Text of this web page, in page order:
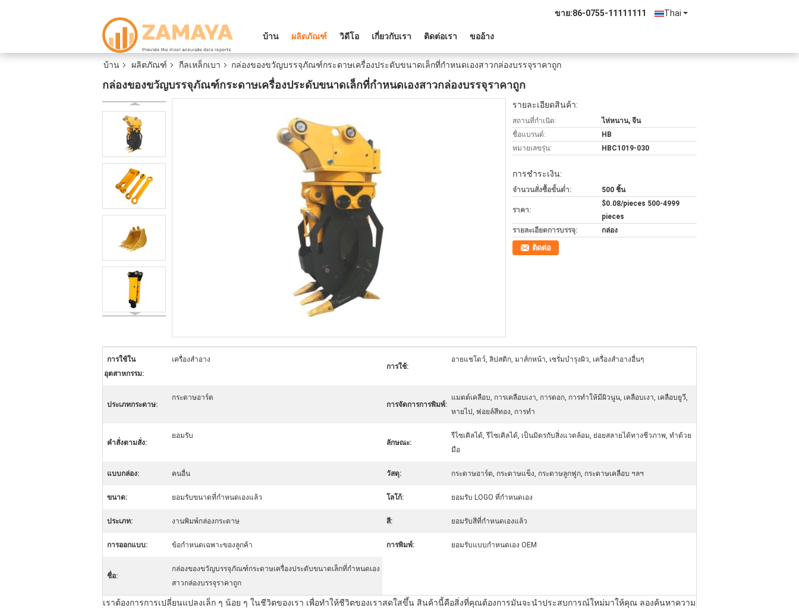
Thai
ขาย:86-0755-11111111
บ้าน ผลิตภัณฑ์ วิดีโอ เกี่ยวกับเรา ติดต่อเรา ขออ้าง
บ้าน ผลิตภัณฑ์ กีลเหล็กเบา กล่องของขวัญบรรจุภัณฑ์กระดาษเครื่องประดับขนาดเล็กที่กำหนดเองสาวกล่องบรรจุราคาถูก
กล่องของขวัญบรรจุภัณฑ์กระดาษเครื่องประดับขนาดเล็กที่กำหนดเองสาวกล่องบรรจุราคาถูก
รายละเอียดสินค้า:
สถานที่กำเนิด:
ไห่หนาน, จีน
ชื่อแบรนด์:
HB
หมายเลขรุ่น:
HBC1019-030
การชำระเงิน:
จำนวนสั่งซื้อขั้นต่ำ: 500 ชิ้น
ราคา:
$0.08/pieces 500-4999
pieces
รายละเอียดการบรรจุ:
กล่อง
ติดต่อ
การใช้ใน
อุตสาหกรรม:
เครื่องสำอาง
การใช้:
อายแชโดว์, ลิปสติก, มาส์กหน้า, เซรั่มบำรุงผิว, เครื่องสำอางอื่นๆ
ประเภทกระดาษ:
กระดาษอาร์ต
การจัดการการพิมพ์:
แมตต์เคลือบ, การเคลือบเงา, การตอก, การทำให้มีผิวนูน, เคลือบเงา, เคลือบยูวี,
หายไป, ฟอยล์สีทอง, การทำ
คําสั่งตามสั่ง:
ยอมรับ
ลักษณะ:
รีไซเคิลได้, รีไซเคิลได้, เป็นมิตรกับสิ่งแวดล้อม, ย่อยสลายได้ทางชีวภาพ, ทำด้วย
มือ
แบบกล่อง: คนอื่น วัสดุ: กระดาษอาร์ต, กระดาษแข็ง, กระดาษลูกฟูก, กระดาษเคลือบ ฯลฯ
ขนาด: ยอมรับขนาดที่กำหนดเองแล้ว โลโก้: ยอมรับ LOGO ที่กําหนดเอง
ประเภท: งานพิมพ์กล่องกระดาษ สี: ยอมรับสีที่กำหนดเองแล้ว
การออกแบบ: ข้อกำหนดเฉพาะของลูกค้า การพิมพ์: ยอมรับแบบกำหนดเอง OEM
ชื่อ:
กล่องของขวัญบรรจุภัณฑ์กระดาษเครื่องประดับขนาดเล็กที่กำหนดเอง
สาวกล่องบรรจุราคาถูก
เราต้องการการเปลี่ยนแปลงเล็ก ๆ น้อย ๆ ในชีวิตของเรา เพื่อทําให้ชีวิตของเราสดใสขึ้น สินค้านี้คือสิ่งที่คุณต้องการมันจะนําประสบการณ์ใหม่มาให้คุณ ลองค้นหาความ